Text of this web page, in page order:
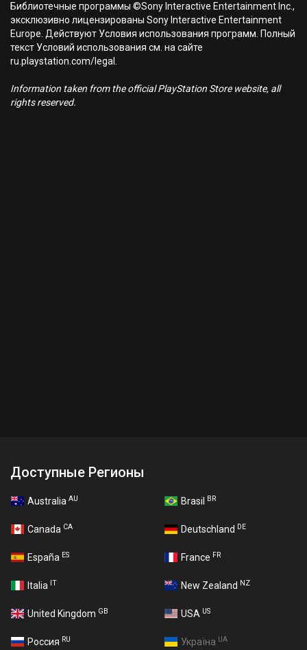
Библиотечные программы ©Sony Interactive Entertainment Inc.,
эксклюзивно лицензированы Sony Interactive Entertainment
Europe. Действуют Условия использования программ. Полный
текст Условий использования см. на сайте
ru.playstation.com/legal.
Information taken from the official PlayStation Store website, all
rights reserved.
Доступные Регионы
Australia AU Brasil BR
Canada CA Deutschland DE
España ES France FR
Italia IT New Zealand NZ
United Kingdom GB USA US
Россия RU Україна UA